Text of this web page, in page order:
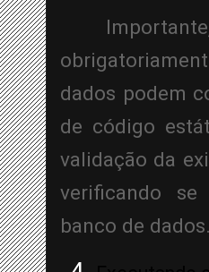
dados podem
de código
validação da
verificando se
banco de dados.